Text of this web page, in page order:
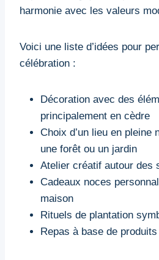
harmonie avec les valeurs
Voici une liste d’idées pour
célébration :
Décoration avec des
principalement en cèdre
Choix d’un lieu en pleine
une forêt ou un jardin
Atelier créatif autour des
Cadeaux noces
maison
Rituels de plantation
Repas à base de